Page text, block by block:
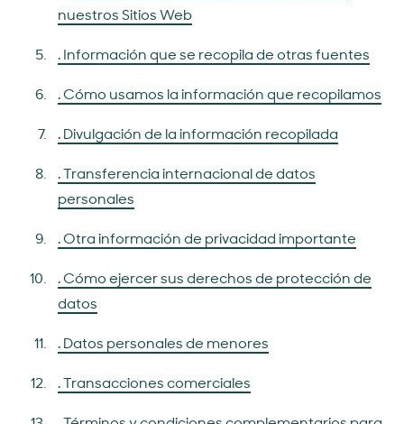
nuestros Sitios Web
. Información que se recopila de otras fuentes
. Cómo usamos la información que recopilamos
. Divulgación de la información recopilada
. Transferencia internacional de datos
personales
. Otra información de privacidad importante
. Cómo ejercer sus derechos de protección de
datos
. Datos personales de menores
. Transacciones comerciales